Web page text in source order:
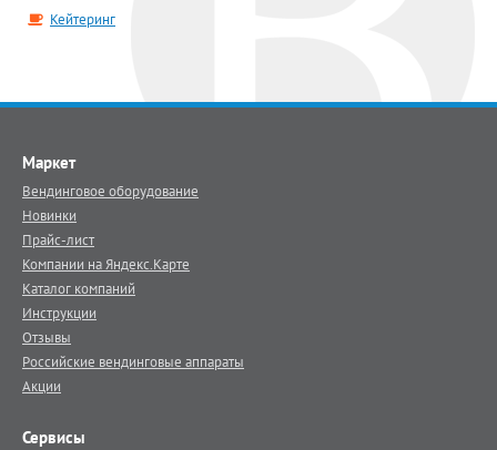
Кейтеринг
Маркет
Вендинговое оборудование
Новинки
Прайс-лист
Компании на Яндекс.Карте
Каталог компаний
Инструкции
Отзывы
Российские вендинговые аппараты
Акции
Сервисы